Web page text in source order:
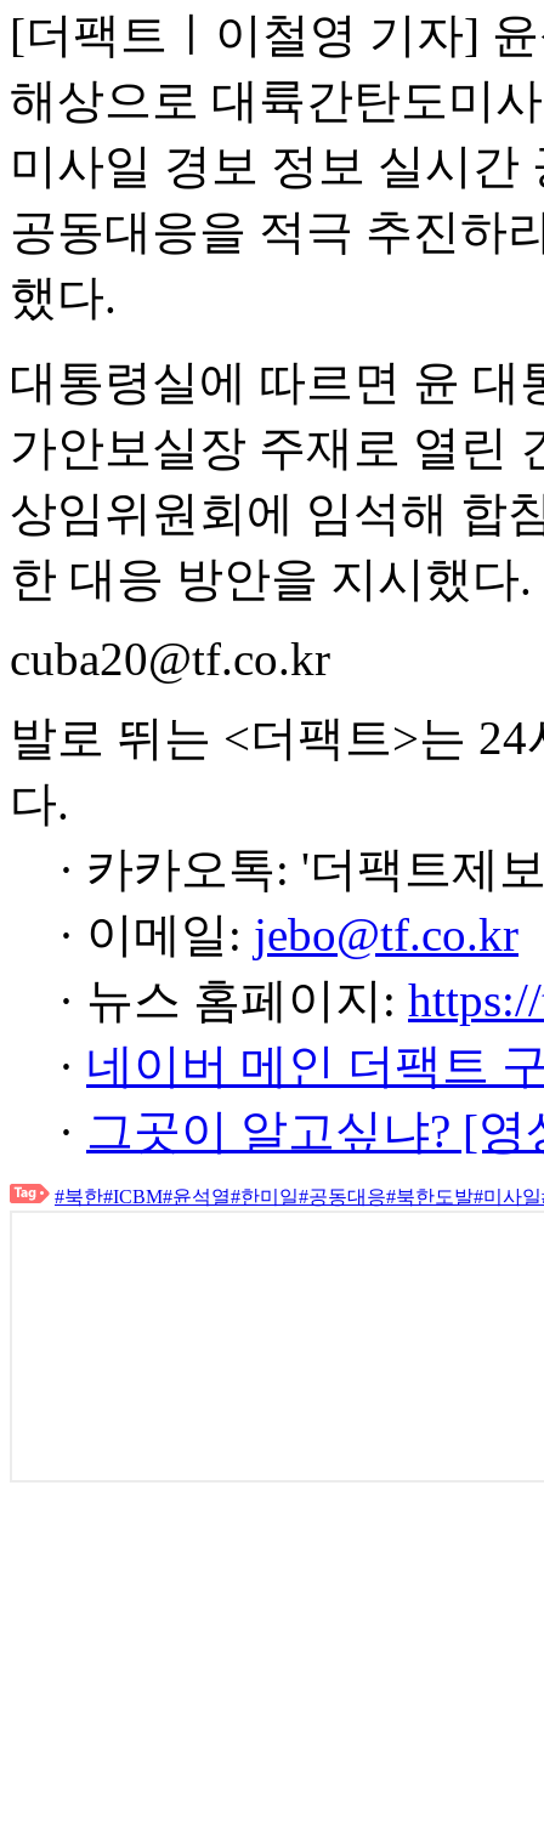
[더팩트ㅣ이철영 기자]
해상으로 대륙간탄도미
미사일 경보 정보 실시간
공동대응을 적극 추진하
했다.
대통령실에 따르면 윤 대
가안보실장 주재로 열린
상임위원회에 임석해 합
한 대응 방안을 지시했다.
cuba20@tf.co.kr
발로 뛰는 <더팩트>는
다.
· 카카오톡: '더팩트제
· 이메일: jebo@tf.co.kr
· 뉴스 홈페이지:
· 네이버 메인 더팩트
· 그곳이 알고싶냐? [
#북한#ICBM#윤석열#한미일#공동대응#북한도발#미사일